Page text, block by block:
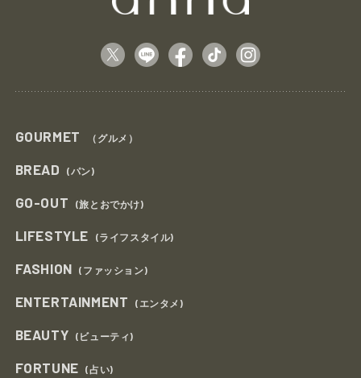
GOURMET （グルメ）
BREAD (パン)
GO-OUT (旅とおでかけ)
LIFESTYLE (ライフスタイル)
FASHION (ファッション)
ENTERTAINMENT (エンタメ)
BEAUTY (ビューティ)
FORTUNE (占い)